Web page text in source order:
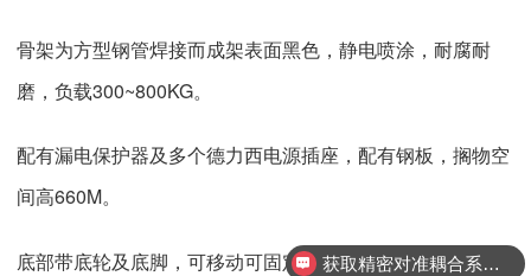
骨架为方型钢管焊接而成架表面黑色，静电喷涂，耐腐耐
磨，负载300~800KG。
配有漏电保护器及多个德力西电源插座，配有钢板，搁物空
间高660M。
底部带底轮及底脚，可移动可固定。 获取精密对准耦合系统技术方案